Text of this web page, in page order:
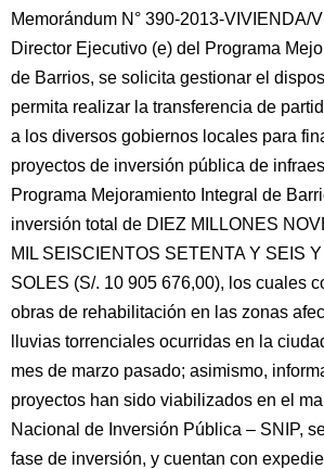
Memorándum N° 390-2013-VIVIENDA/
Director Ejecutivo (e) del Programa
de Barrios, se solicita gestionar el
permita realizar la transferencia de
a los diversos gobiernos locales para
proyectos de inversión pública de
Programa Mejoramiento Integral de
inversión total de DIEZ MILLONES
MIL SEISCIENTOS SETENTA Y SEIS
SOLES (S/. 10 905 676,00), los cuales
obras de rehabilitación en las zonas
lluvias torrenciales ocurridas en la
mes de marzo pasado; asimismo,
proyectos han sido viabilizados en el
Nacional de Inversión Pública – SNIP,
fase de inversión, y cuentan con